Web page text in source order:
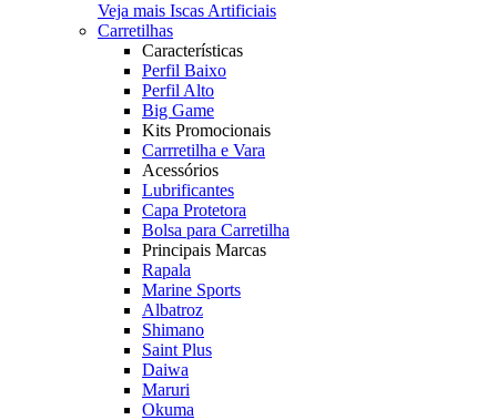
Veja mais Iscas Artificiais
Carretilhas
Características
Perfil Baixo
Perfil Alto
Big Game
Kits Promocionais
Carrretilha e Vara
Acessórios
Lubrificantes
Capa Protetora
Bolsa para Carretilha
Principais Marcas
Rapala
Marine Sports
Albatroz
Shimano
Saint Plus
Daiwa
Maruri
Okuma